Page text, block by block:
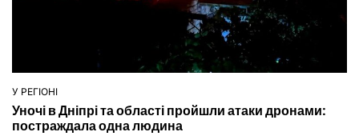
ОПУБЛІКУВАТИ
У
У РЕГІОНІ
Уночі в Дніпрі та області пройшли атаки дронами:
постраждала одна людина